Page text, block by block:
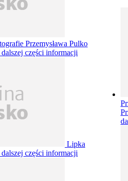
Przemysława Pulko
części informacji
Lipka
części informacji